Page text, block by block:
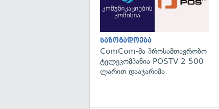
საზოგადოება
ComCom-მა პროსამთავრობო
ტელეკომპანია POSTV 2 500
ლარით დააჯარიმა